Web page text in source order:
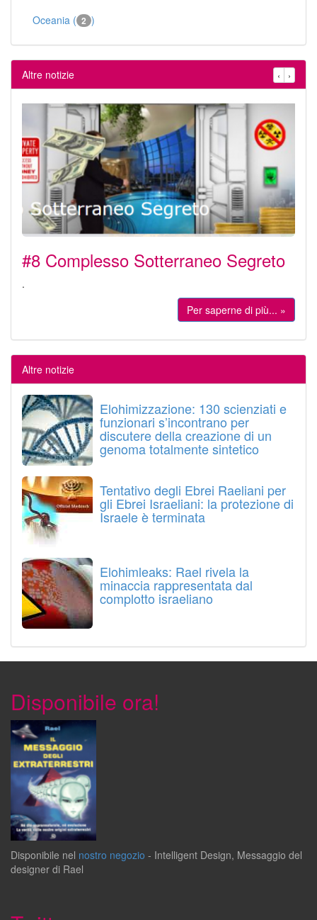
Oceania ( 2 )
Altre notizie ‹ ›
#8 Complesso Sotterraneo Segreto
.
Per saperne di più... »
Altre notizie
Elohimizzazione: 130 scienziati e
funzionari s’incontrano per
discutere della creazione di un
genoma totalmente sintetico
Tentativo degli Ebrei Raeliani per
gli Ebrei Israeliani: la protezione di
Israele è terminata
Elohimleaks: Rael rivela la
minaccia rappresentata dal
complotto israeliano
Disponibile ora!
Disponibile nel nostro negozio - Intelligent Design, Messaggio del
designer di Rael